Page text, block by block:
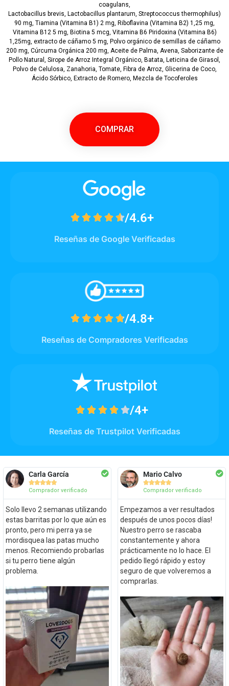
coagulans,
Lactobacillus brevis, Lactobacillus plantarum, Streptococcus thermophilus)
90 mg, Tiamina (Vitamina B1) 2 mg, Riboflavina (Vitamina B2) 1,25 mg,
Vitamina B12 5 mg, Biotina 5 mcg, Vitamina B6 Piridoxina (Vitamina B6)
1,25mg, extracto de cáñamo 5 mg, Polvo orgánico de semillas de cáñamo
200 mg, Cúrcuma Orgánica 200 mg, Aceite de Palma, Avena, Saborizante de
Pollo Natural, Sirope de Arroz Integral Orgánico, Batata, Leticina de Girasol,
Polvo de Celulosa, Zanahoria, Tomate, Fibra de Arroz, Glicerina de Coco,
Ácido Sórbico, Extracto de Romero, Mezcla de Tocoferoles
COMPRAR
/4.6+
    
Reseñas de Google Verificadas
/4.8+
    
Reseñas de Compradores Verificadas
/4+
    
Reseñas de Trustpilot Verificadas
Carla García

Comprador verificado
Solo llevo 2 semanas utilizando
estas barritas por lo que aún es
pronto, pero mi perra ya se
mordisquea las patas mucho
menos. Recomiendo probarlas
si tu perro tiene algún
problema.
Mario Calvo

Comprador verificado
Empezamos a ver resultados
después de unos pocos días!
Nuestro perro se rascaba
constantemente y ahora
prácticamente no lo hace. El
pedido llegó rápido y estoy
seguro de que volveremos a
comprarlas.